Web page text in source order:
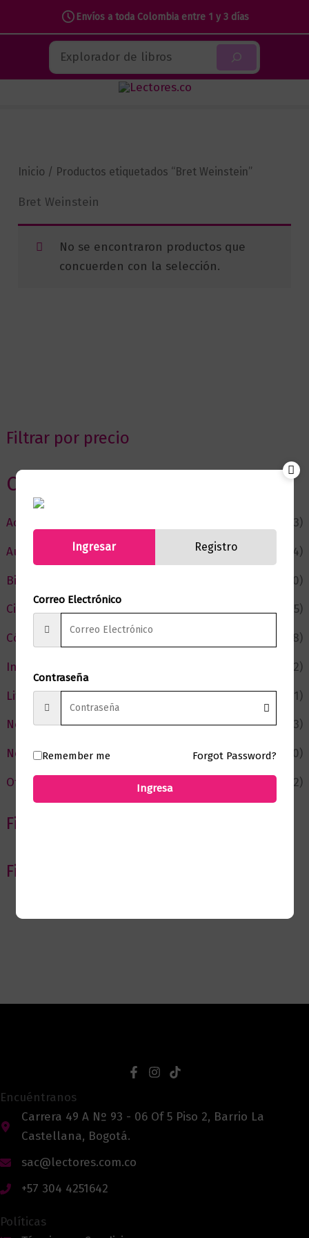
Envíos a toda Colombia entre 1 y 3 días
contenido
Buscar
Filtrar por precio
Categorias
Actualidad
(53)
Autor del Mes
(4)
Bienestar
(230)
Ciencia y Conocimiento
(75)
Cómic y Fantasía
(88)
Infantil y Juvenil
(212)
Literatura
(371)
Negocios
(43)
Novedades
(110)
Ofertas
(12)
Filtrar por Autor
Filtrar por editorial
Inicio / Productos etiquetados “Bret Weinstein”
Bret Weinstein
No se encontraron productos que
concuerden con la selección.
Encuéntranos
Carrera 49 A Nº 93 - 06 Of 5 Piso 2, Barrio La
Castellana, Bogotá.
sac@lectores.com.co
+57 304 4251642
Políticas
Ingresar Registro
Correo Electrónico
Contraseña
Remember me Forgot Password?
Ingresa